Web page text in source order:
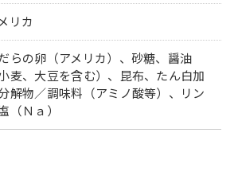
リカ
らの卵（アメリカ）、砂糖、醤油
小麦、大豆を含む）、昆布、たん白加
解物／調味料（アミノ酸等）、リン
（Ｎａ）